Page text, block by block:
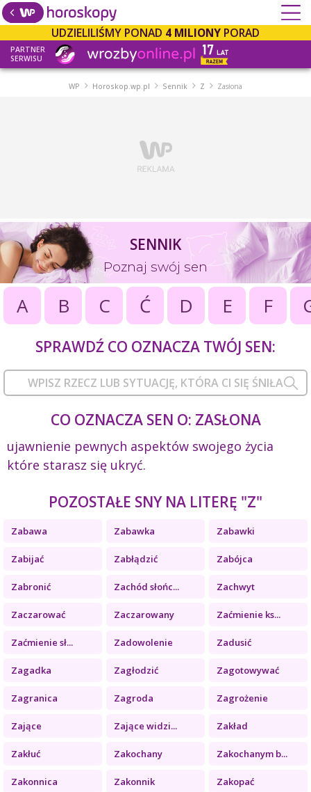
UDZIELILIŚMY PONAD 4 MILIONY PORAD
PARTNER
SERWISU
WP Horoskop.wp.pl Sennik Z Zasłona
SENNIK
Poznaj swój sen
A B C Ć D E F
SPRAWDŹ CO OZNACZA TWÓJ SEN:
CO OZNACZA SEN O: ZASŁONA
ujawnienie pewnych aspektów swojego życia
które starasz się ukryć.
POZOSTAŁE SNY NA LITERĘ "Z"
Zabawa Zabawka Zabawki
Zabijać Zabłądzić Zabójca
Zabronić Zachód słońc... Zachwyt
Zaczarować Zaczarowany Zaćmienie ks...
Zaćmienie sł... Zadowolenie Zadusić
Zagadka Zagłodzić Zagotowywać
Zagranica Zagroda Zagrożenie
Zające Zające widzi... Zakład
Zakłuć Zakochany Zakochanym b...
Zakonnica Zakonnik Zakopać